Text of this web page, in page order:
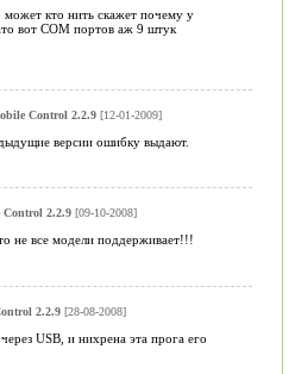
кто нить скажет почему у
вот COM портов аж 9 штук
Control 2.2.9[12-01-2009]
версии ошибку выдают.
Control 2.2.9[09-10-2008]
не все модели поддерживает!!!
2.2.9[28-08-2008]
USB, и нихрена эта прога его